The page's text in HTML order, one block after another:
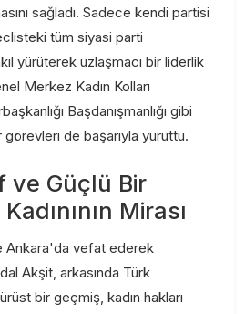
sağladı. Sadece kendi partisi
tüm siyasi parti
yürüterek uzlaşmacı bir liderlik
Merkez Kadın Kolları
Başdanışmanlığı gibi
de başarıyla yürüttü.
ve Güçlü Bir
Mirası
Ankara'da vefat ederek
Akşit, arkasında Türk
bir geçmiş, kadın hakları